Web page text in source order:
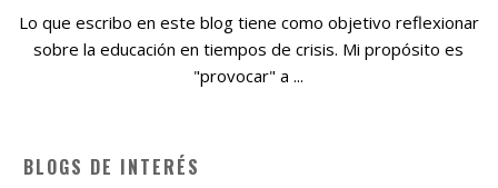
Lo que escribo en este blog tiene como objetivo reflexionar
sobre la educación en tiempos de crisis. Mi propósito es
"provocar" a ...
BLOGS DE INTERÉS